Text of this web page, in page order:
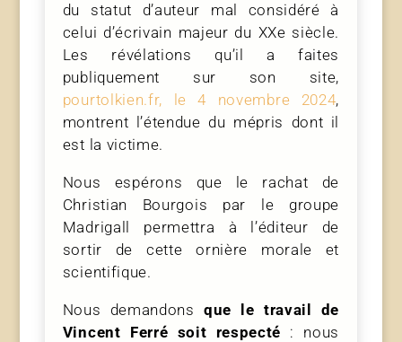
du statut d’auteur mal considéré à
celui d’écrivain majeur du XXe siècle.
Les révélations qu’il a faites
publiquement sur son site,
pourtolkien.fr, le 4 novembre 2024,
montrent l’étendue du mépris dont il
est la victime.
Nous espérons que le rachat de
Christian Bourgois par le groupe
Madrigall permettra à l’éditeur de
sortir de cette ornière morale et
scientifique.
Nous demandonsque le travail de
Vincent Ferré soit respecté : nous